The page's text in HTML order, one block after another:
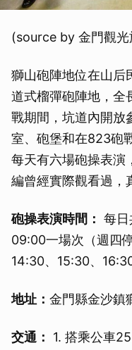
(source by 金門觀光
獅山砲陣地位在山后
道式榴彈砲陣地，
戰期間，坑道內開放
室、砲堡和在823砲
每天有六場砲操表演
編曾經實際觀看過，
砲操表演時間： 每日
09:00一場次（週四
14:30、15:30、
地址： 金門縣金沙鎮
交通：
1. 搭乘公車